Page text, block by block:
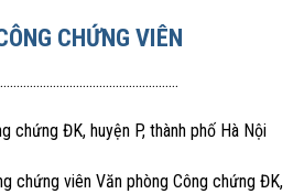
CHỨNG VIÊN
chứng ĐK, huyện P, thành phố Hà Nội
chứng viên Văn phòng Công chứng ĐK,